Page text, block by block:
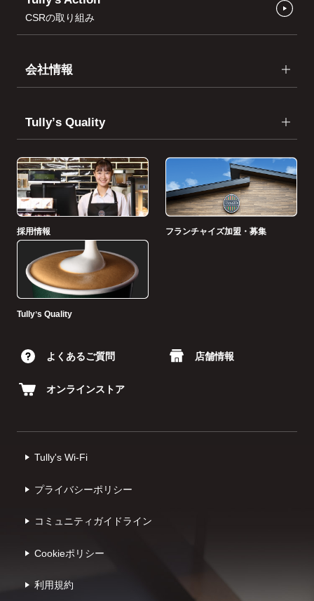
CSRの取り組み
会社情報
Tullyʼs Quality
採用情報 フランチャイズ加盟・募集
Tullyʼs Quality
よくあるご質問 店舗情報
オンラインストア
Tully's Wi-Fi
プライバシーポリシー
コミュニティガイドライン
Cookieポリシー
利⽤規約